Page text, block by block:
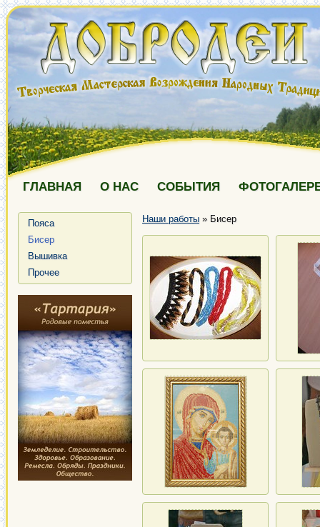
ГЛАВНАЯ О НАС СОБЫТИЯ
Наши работы » Бисер
Пояса
Бисер
Вышивка
Прочее